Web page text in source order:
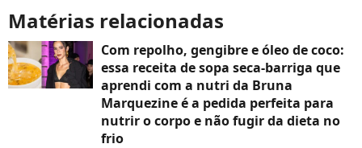
Matérias relacionadas
Com repolho, gengibre e óleo de coco:
essa receita de sopa seca-barriga que
aprendi com a nutri da Bruna
Marquezine é a pedida perfeita para
nutrir o corpo e não fugir da dieta no
frio